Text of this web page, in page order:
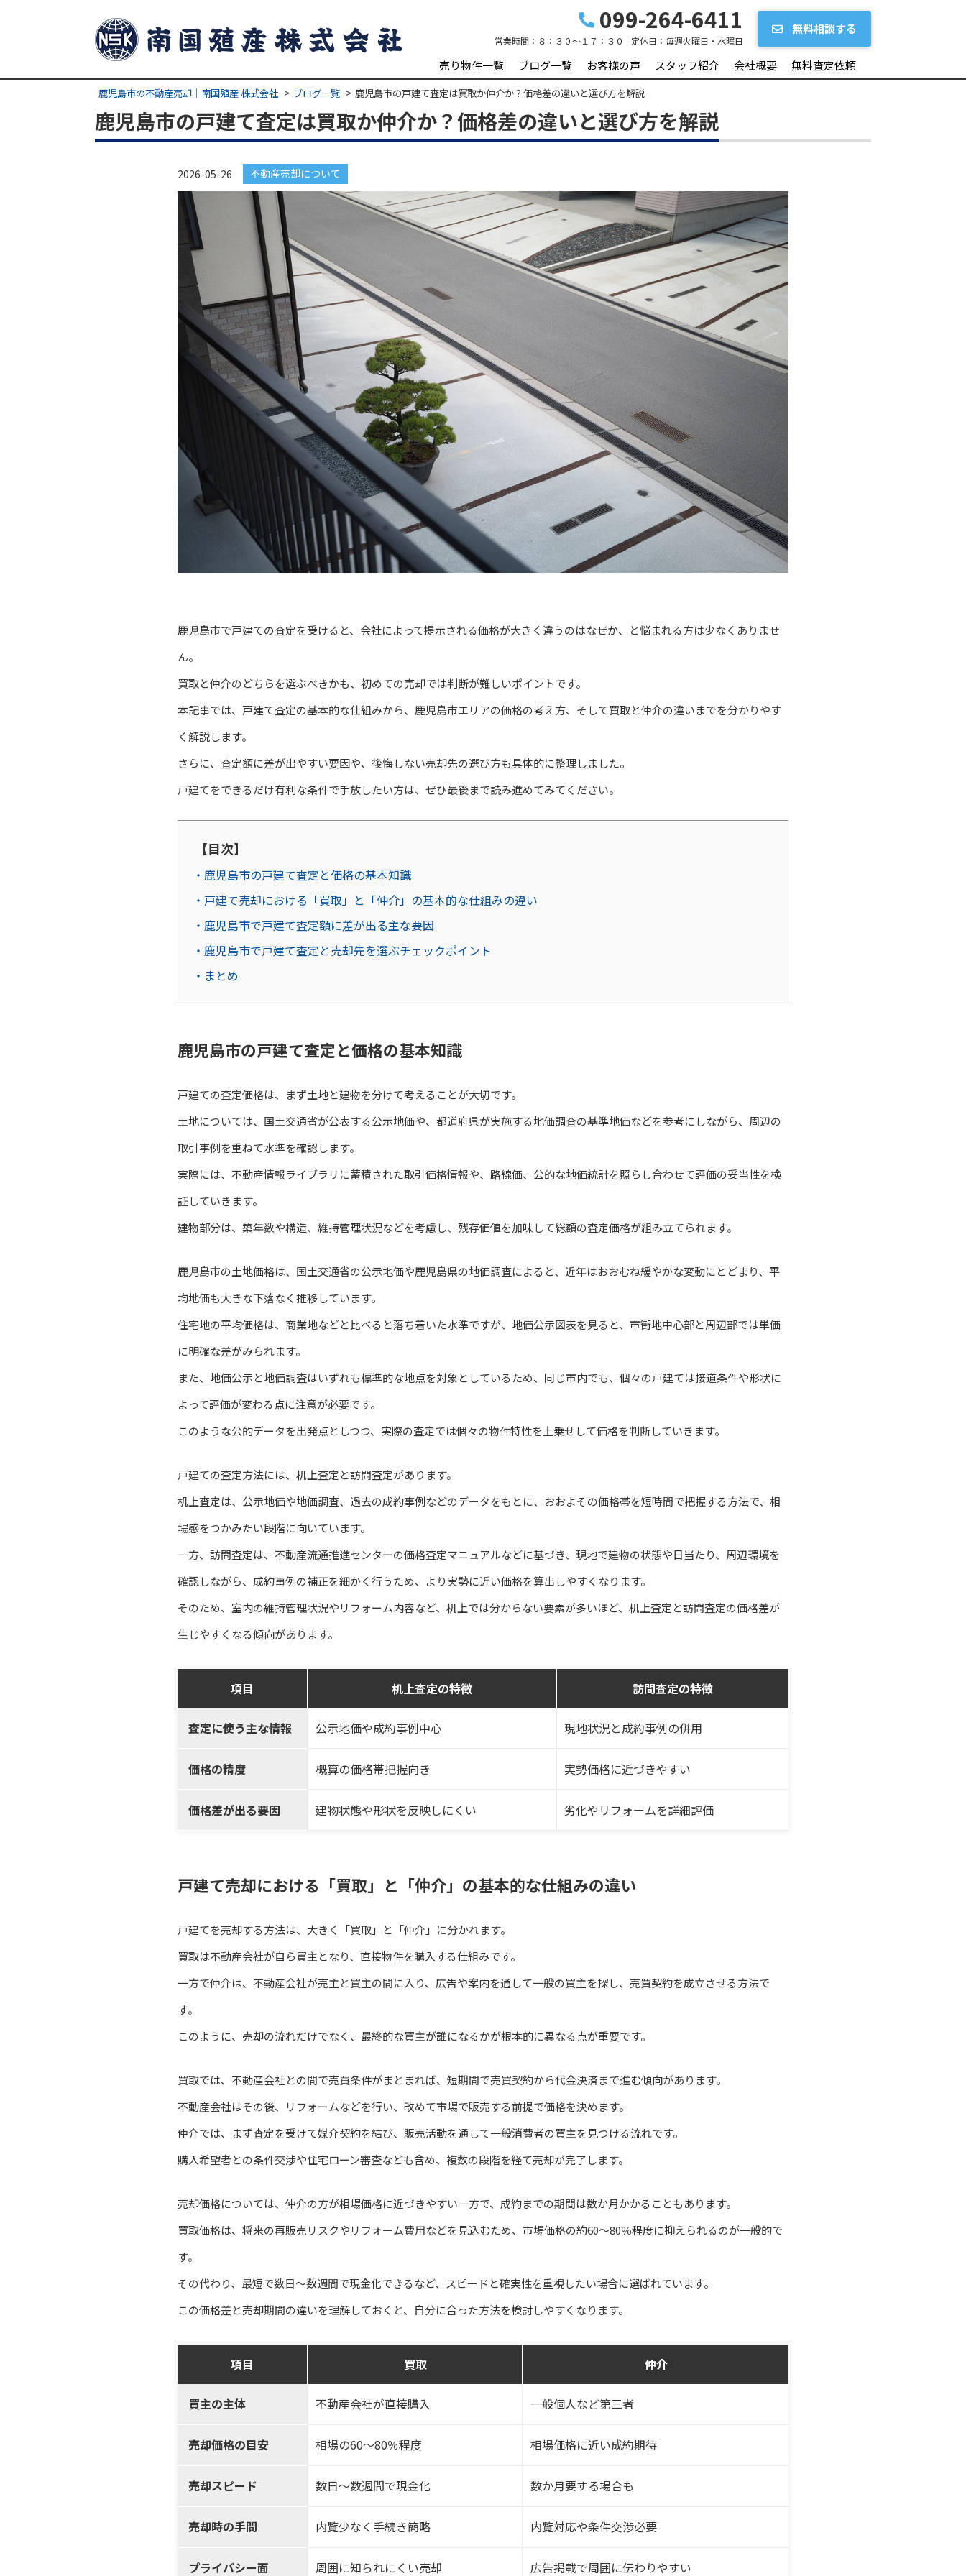
099-264-6411
営業時間： ８：３０～１７：３０ 定休日： 毎週火曜日・水曜日
無料相談する
売り物件一覧 ブログ一覧 お客様の声 スタッフ紹介 会社概要 無料査定依頼
鹿児島市の不動産売却｜南国殖産 株式会社 ブログ一覧 鹿児島市の戸建て査定は買取か仲介か？価格差の違いと選び方を解説
鹿児島市の戸建て査定は買取か仲介か？価格差の違いと選び方を解説
2026-05-26 不動産売却について
鹿児島市で戸建ての査定を受けると、会社によって提示される価格が大きく違うのはなぜか、と悩まれる方は少なくありませ
ん。
買取と仲介のどちらを選ぶべきかも、初めての売却では判断が難しいポイントです。
本記事では、戸建て査定の基本的な仕組みから、鹿児島市エリアの価格の考え方、そして買取と仲介の違いまでを分かりやす
く解説します。
さらに、査定額に差が出やすい要因や、後悔しない売却先の選び方も具体的に整理しました。
戸建てをできるだけ有利な条件で手放したい方は、ぜひ最後まで読み進めてみてください。
【目次】
・鹿児島市の戸建て査定と価格の基本知識
・戸建て売却における「買取」と「仲介」の基本的な仕組みの違い
・鹿児島市で戸建て査定額に差が出る主な要因
・鹿児島市で戸建て査定と売却先を選ぶチェックポイント
・まとめ
鹿児島市の戸建て査定と価格の基本知識
戸建ての査定価格は、まず土地と建物を分けて考えることが大切です。
土地については、国土交通省が公表する公示地価や、都道府県が実施する地価調査の基準地価などを参考にしながら、周辺の
取引事例を重ねて水準を確認します。
実際には、不動産情報ライブラリに蓄積された取引価格情報や、路線価、公的な地価統計を照らし合わせて評価の妥当性を検
証していきます。
建物部分は、築年数や構造、維持管理状況などを考慮し、残存価値を加味して総額の査定価格が組み立てられます。
鹿児島市の土地価格は、国土交通省の公示地価や鹿児島県の地価調査によると、近年はおおむね緩やかな変動にとどまり、平
均地価も大きな下落なく推移しています。
住宅地の平均価格は、商業地などと比べると落ち着いた水準ですが、地価公示図表を見ると、市街地中心部と周辺部では単価
に明確な差がみられます。
また、地価公示と地価調査はいずれも標準的な地点を対象としているため、同じ市内でも、個々の戸建ては接道条件や形状に
よって評価が変わる点に注意が必要です。
このような公的データを出発点としつつ、実際の査定では個々の物件特性を上乗せして価格を判断していきます。
戸建ての査定方法には、机上査定と訪問査定があります。
机上査定は、公示地価や地価調査、過去の成約事例などのデータをもとに、おおよその価格帯を短時間で把握する方法で、相
場感をつかみたい段階に向いています。
一方、訪問査定は、不動産流通推進センターの価格査定マニュアルなどに基づき、現地で建物の状態や日当たり、周辺環境を
確認しながら、成約事例の補正を細かく行うため、より実勢に近い価格を算出しやすくなります。
そのため、室内の維持管理状況やリフォーム内容など、机上では分からない要素が多いほど、机上査定と訪問査定の価格差が
生じやすくなる傾向があります。
項目 机上査定の特徴 訪問査定の特徴
査定に使う主な情報 公示地価や成約事例中心 現地状況と成約事例の併用
価格の精度 概算の価格帯把握向き 実勢価格に近づきやすい
価格差が出る要因 建物状態や形状を反映しにくい 劣化やリフォームを詳細評価
戸建て売却における「買取」と「仲介」の基本的な仕組みの違い
戸建てを売却する方法は、大きく「買取」と「仲介」に分かれます。
買取は不動産会社が自ら買主となり、直接物件を購入する仕組みです。
一方で仲介は、不動産会社が売主と買主の間に入り、広告や案内を通して一般の買主を探し、売買契約を成立させる方法で
す。
このように、売却の流れだけでなく、最終的な買主が誰になるかが根本的に異なる点が重要です。
買取では、不動産会社との間で売買条件がまとまれば、短期間で売買契約から代金決済まで進む傾向があります。
不動産会社はその後、リフォームなどを行い、改めて市場で販売する前提で価格を決めます。
仲介では、まず査定を受けて媒介契約を結び、販売活動を通して一般消費者の買主を見つける流れです。
購入希望者との条件交渉や住宅ローン審査なども含め、複数の段階を経て売却が完了します。
売却価格については、仲介の方が相場価格に近づきやすい一方で、成約までの期間は数か月かかることもあります。
買取価格は、将来の再販売リスクやリフォーム費用などを見込むため、市場価格の約60〜80％程度に抑えられるのが一般的で
す。
その代わり、最短で数日〜数週間で現金化できるなど、スピードと確実性を重視したい場合に選ばれています。
この価格差と売却期間の違いを理解しておくと、自分に合った方法を検討しやすくなります。
項目 買取 仲介
買主の主体 不動産会社が直接購入 一般個人など第三者
売却価格の目安 相場の60〜80％程度 相場価格に近い成約期待
売却スピード 数日〜数週間で現金化 数か月要する場合も
売却時の手間 内覧少なく手続き簡略 内覧対応や条件交渉必要
プライバシー面 周囲に知られにくい売却 広告掲載で周囲に伝わりやすい